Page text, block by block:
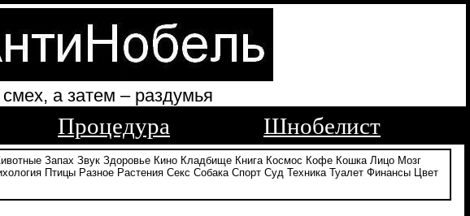
а затем – раздумья
Процедура Шнобелист
Запах Звук Здоровье Кино Кладбище Книга Космос Кофе Кошка Лицо Мозг
Птицы Разное Растения Секс Собака Спорт Суд Техника Туалет Финансы
Цвет